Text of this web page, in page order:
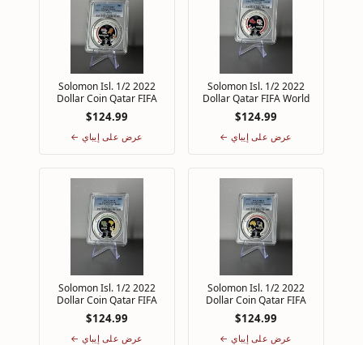
2022 Solomon Isl. 1/2
Dollar Qatar FIFA World
Cup PCGS MS69 Top Pop
1/0 Canada
$124.99
عرض على إيباي ←
2022 Solomon Isl. 1/2
Dollar Coin Qatar FIFA
Cup PCGS MS67 Top Pop
Netherlands
$124.99
عرض على إيباي ←
2022 Solomon Isl. 1/2
Dollar Coin Qatar FIFA
Cup PCGS MS69 Top Pop
1/0 Australia
$124.99
عرض على إيباي ←
2022 Solomon Isl. 1/2
Dollar Coin Qatar FIFA
Cup PCGS MS69 Top Pop
1/0 Brazil
$124.99
عرض على إيباي ←